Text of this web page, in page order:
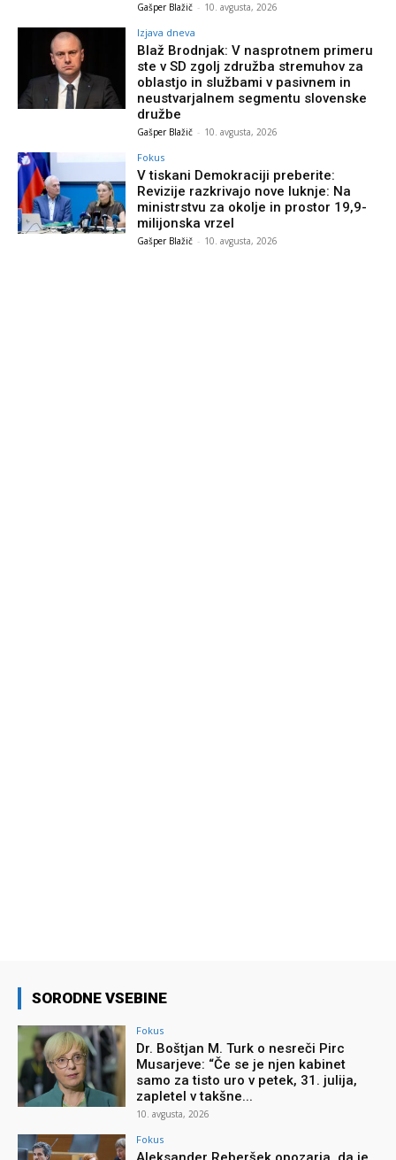
Gašper Blažič - 10. avgusta, 2026
Izjava dneva
Blaž Brodnjak: V nasprotnem primeru
ste v SD zgolj združba stremuhov za
oblastjo in službami v pasivnem in
neustvarjalnem segmentu slovenske
družbe
Gašper Blažič - 10. avgusta, 2026
Fokus
V tiskani Demokraciji preberite:
Revizije razkrivajo nove luknje: Na
ministrstvu za okolje in prostor 19,9-
milijonska vrzel
Gašper Blažič - 10. avgusta, 2026
SORODNE VSEBINE
Fokus
Dr. Boštjan M. Turk o nesreči Pirc
Musarjeve: “Če se je njen kabinet
samo za tisto uro v petek, 31. julija,
zapletel v takšne...
10. avgusta, 2026
Fokus